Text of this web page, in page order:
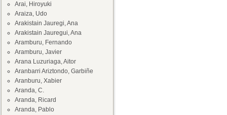
Arai, Hiroyuki
Araiza, Udo
Arakistain Jauregi, Ana
Arakistain Jauregui, Ana
Aramburu, Fernando
Aramburu, Javier
Arana Luzuriaga, Aitor
Aranbarri Ariztondo, Garbiñe
Aranburu, Xabier
Aranda, C.
Aranda, Ricard
Aranda, Pablo